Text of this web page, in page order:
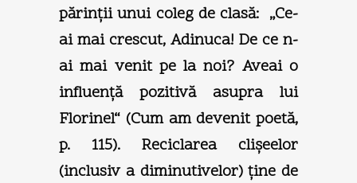
părinţii unui coleg de clasă: „Ce-
ai mai crescut, Adinuca! De ce n-
ai mai venit pe la noi? Aveai o
influenţă pozitivă asupra lui
Florinel“ (Cum am devenit poetă,
p. 115). Reciclarea clişeelor
(inclusiv a diminutivelor) ţine de